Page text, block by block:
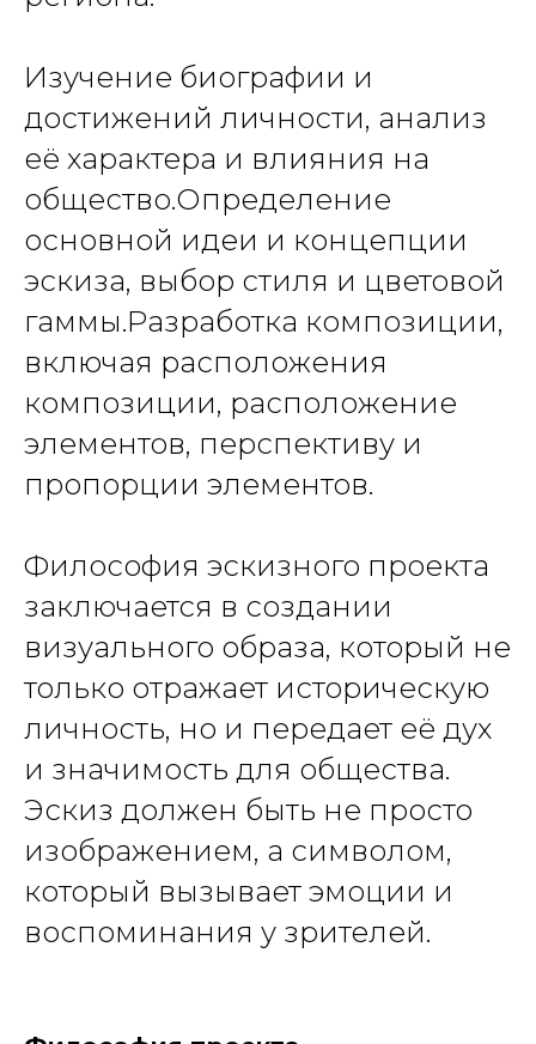
Изучение биографии и
достижений личности, анализ
её характера и влияния на
общество.Определение
основной идеи и концепции
эскиза, выбор стиля и цветовой
гаммы.Разработка композиции,
включая расположения
композиции, расположение
элементов, перспективу и
пропорции элементов.
Философия эскизного проекта
заключается в создании
визуального образа, который не
только отражает историческую
личность, но и передает её дух
и значимость для общества.
Эскиз должен быть не просто
изображением, а символом,
который вызывает эмоции и
воспоминания у зрителей.